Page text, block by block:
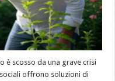
è scosso da una grave crisi
offrono soluzioni di